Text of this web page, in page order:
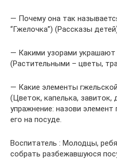
— Почему она так
“Гжелочка”) (Рассказы
— Какими узорами украшают
(Растительными – цветы,
— Какие элементы
(Цветок, капелька, завиток,
упражнение: назови
его на посуде.
Воспитатель : Молодцы,
собрать разбежавшуюся